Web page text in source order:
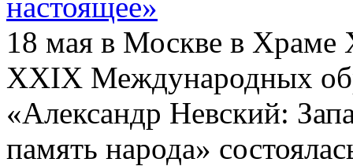
18 мая в Москве в Храме
ХХIХ Международных
«Александр Невский:
память народа»